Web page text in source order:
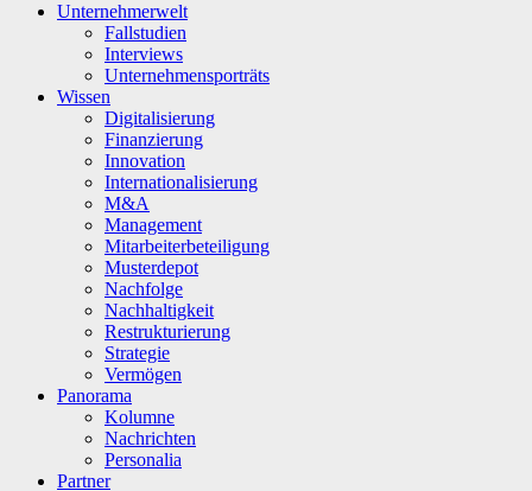
Unternehmerwelt
Fallstudien
Interviews
Unternehmensporträts
Wissen
Digitalisierung
Finanzierung
Innovation
Internationalisierung
M&A
Management
Mitarbeiterbeteiligung
Musterdepot
Nachfolge
Nachhaltigkeit
Restrukturierung
Strategie
Vermögen
Panorama
Kolumne
Nachrichten
Personalia
Partner